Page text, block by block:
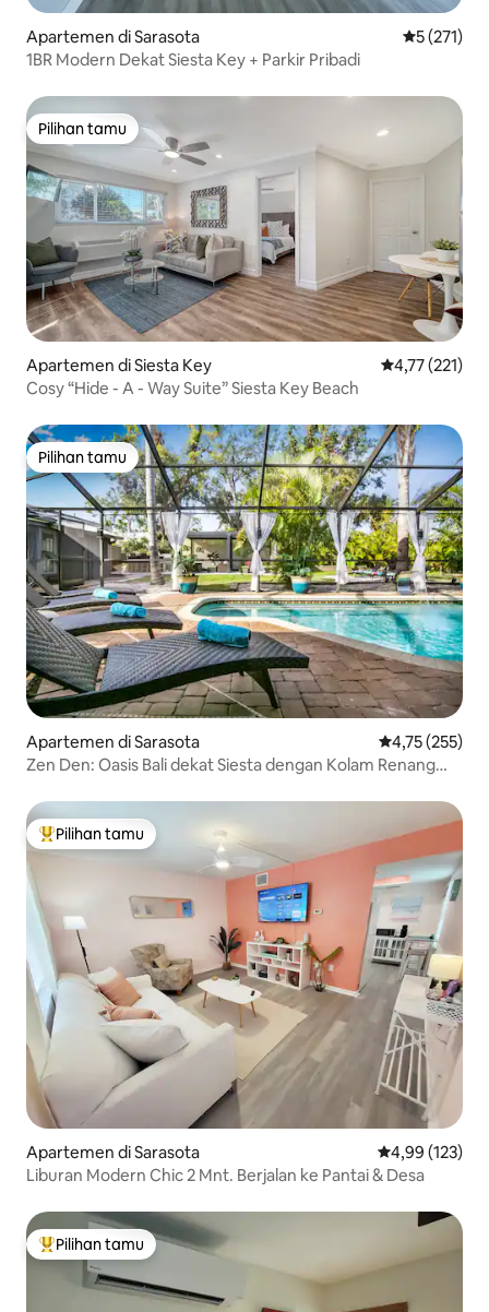
Apartemen di Sarasota Nilai rata-
5 (271)
1BR Modern Dekat Siesta Key + Parkir Pribadi
Pilihan tamu
Pilihan tamu
Apartemen di Siesta Key Nilai rata-rata
4,77 (221)
Cosy “Hide - A - Way Suite” Siesta Key Beach
Pilihan tamu
Pilihan tamu
Apartemen di Sarasota Nilai rata-rata
4,75 (255)
Zen Den: Oasis Bali dekat Siesta dengan Kolam Renang
Pilihan tamu terpopuler
Pilihan tamu
Apartemen di Sarasota Nilai rata-rata
4,99 (123)
Liburan Modern Chic 2 Mnt. Berjalan ke Pantai & Desa
Pilihan tamu terpopuler
Pilihan tamu